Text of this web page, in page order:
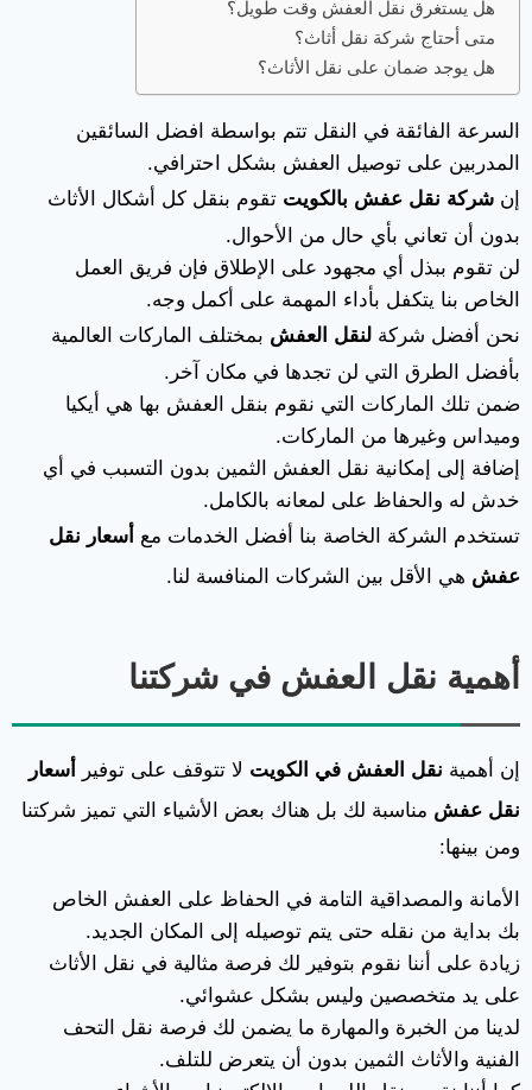
هل يستغرق نقل العفش وقت طويل؟
متى أحتاج شركة نقل أثاث؟
هل يوجد ضمان على نقل الأثاث؟
السرعة الفائقة في النقل تتم بواسطة افضل السائقين
المدربين على توصيل العفش بشكل احترافي.
إن شركة نقل عفش بالكويت تقوم بنقل كل أشكال الأثاث
بدون أن تعاني بأي حال من الأحوال.
لن تقوم ببذل أي مجهود على الإطلاق فإن فريق العمل
الخاص بنا يتكفل بأداء المهمة على أكمل وجه.
نحن أفضل شركة لنقل العفش بمختلف الماركات العالمية
بأفضل الطرق التي لن تجدها في مكان آخر.
ضمن تلك الماركات التي نقوم بنقل العفش بها هي أيكيا
وميداس وغيرها من الماركات.
إضافة إلى إمكانية نقل العفش الثمين بدون التسبب في أي
خدش له والحفاظ على لمعانه بالكامل.
تستخدم الشركة الخاصة بنا أفضل الخدمات مع أسعار نقل
عفش هي الأقل بين الشركات المنافسة لنا.
أهمية نقل العفش في شركتنا
إن أهمية نقل العفش في الكويت لا تتوقف على توفير
أسعار
نقل عفش مناسبة لك بل هناك بعض الأشياء التي تميز شركتنا
ومن بينها:
الأمانة والمصداقية التامة في الحفاظ على العفش الخاص
بك بداية من نقله حتى يتم توصيله إلى المكان الجديد.
زيادة على أننا نقوم بتوفير لك فرصة مثالية في نقل الأثاث
على يد متخصصين وليس بشكل عشوائي.
لدينا من الخبرة والمهارة ما يضمن لك فرصة نقل التحف
الفنية والأثاث الثمين بدون أن يتعرض للتلف.